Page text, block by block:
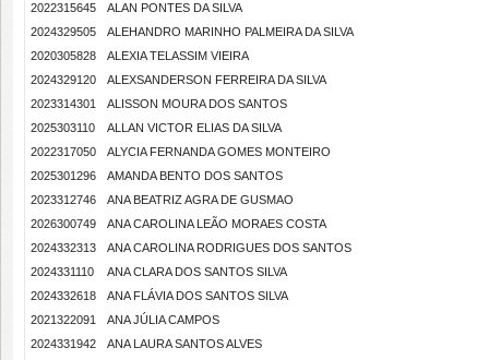
2022315645
ALAN PONTES DA SILVA
2024329505
ALEHANDRO MARINHO PALMEIRA DA SILVA
2020305828
ALEXIA TELASSIM VIEIRA
2024329120
ALEXSANDERSON FERREIRA DA SILVA
2023314301
ALISSON MOURA DOS SANTOS
2025303110
ALLAN VICTOR ELIAS DA SILVA
2022317050
ALYCIA FERNANDA GOMES MONTEIRO
2025301296
AMANDA BENTO DOS SANTOS
2023312746
ANA BEATRIZ AGRA DE GUSMAO
2026300749
ANA CAROLINA LEÃO MORAES COSTA
2024332313
ANA CAROLINA RODRIGUES DOS SANTOS
2024331110
ANA CLARA DOS SANTOS SILVA
2024332618
ANA FLÁVIA DOS SANTOS SILVA
2021322091
ANA JÚLIA CAMPOS
2024331942
ANA LAURA SANTOS ALVES